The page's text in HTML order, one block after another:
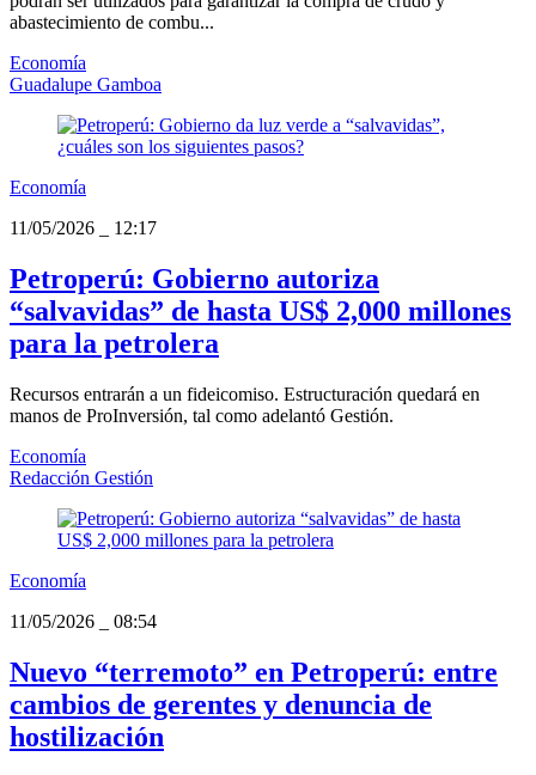
abastecimiento de combu...
Economía
Guadalupe Gamboa
Economía
11/05/2026
12:17
Petroperú: Gobierno autoriza
“salvavidas” de hasta US$ 2,000 millones
para la petrolera
Recursos entrarán a un fideicomiso. Estructuración quedará en
manos de ProInversión, tal como adelantó Gestión.
Economía
Redacción Gestión
Economía
11/05/2026
08:54
Nuevo “terremoto” en Petroperú: entre
cambios de gerentes y denuncia de
hostilización